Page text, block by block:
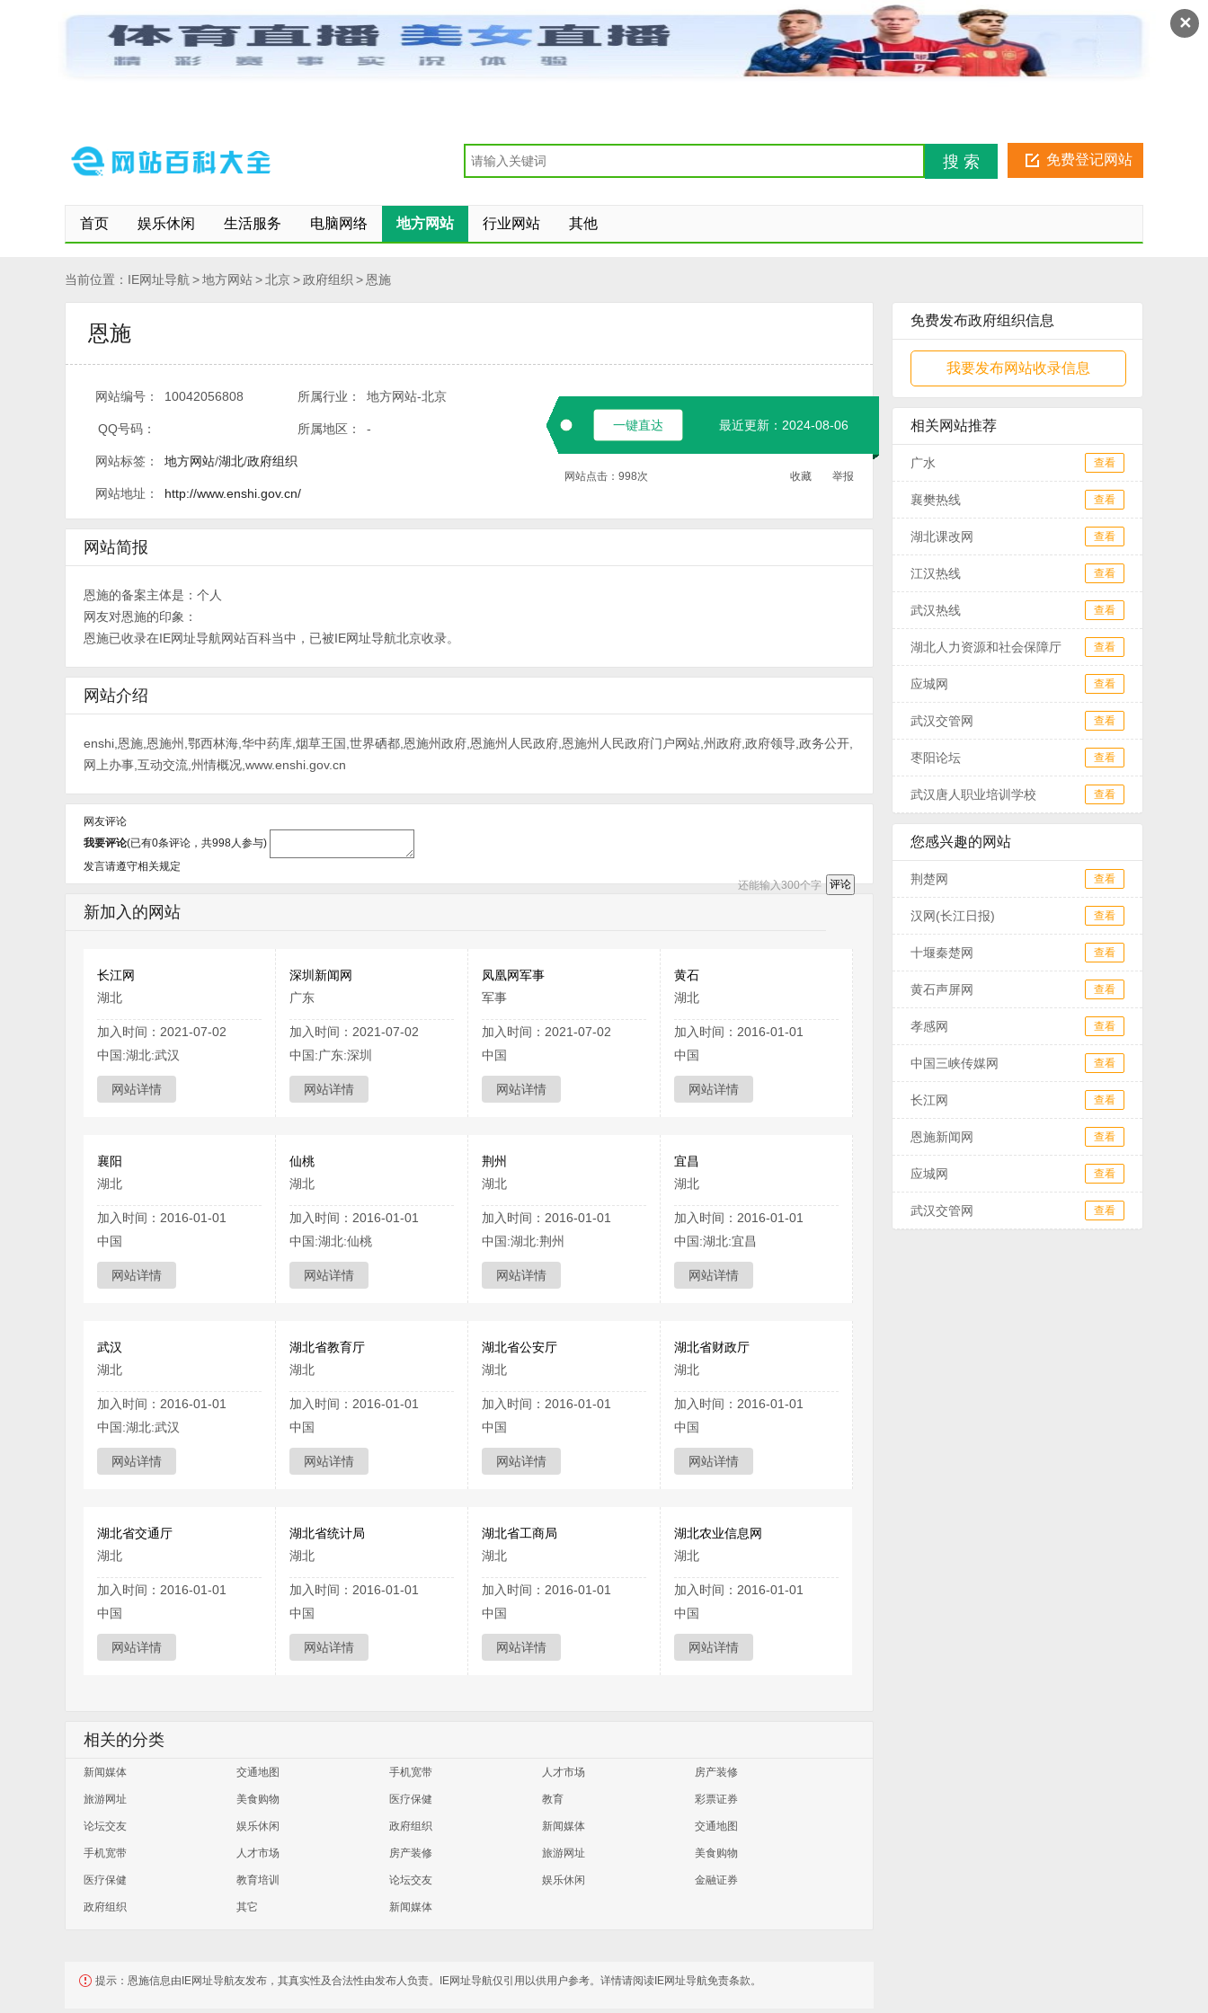
✕
网站首页 保存到桌面 快速登记网站 修改/删除信息 注册 登录 金币俱乐部
免费登记网站
搜 索
首页 娱乐休闲 生活服务 电脑网络 地方网站 行业网站 其他
当前位置： IE网址导航 >地方网站>北京>政府组织 > 恩施
恩施
网站编号： 10042056808 所属行业： 地方网站-北京
QQ号码： 所属地区： -
网站标签： 地方网站/湖北/政府组织
网站地址： http://www.enshi.gov.cn/
一键直达 最近更新：2024-08-06
网站点击： 998次 收藏 举报
网站简报
恩施的备案主体是：个人
网友对恩施的印象：
恩施已收录在IE网址导航网站百科当中，已被IE网址导航北京收录。
网站介绍
enshi,恩施,恩施州,鄂西林海,华中药库,烟草王国,世界硒都,恩施州政府,恩施州人民政府,恩施州人民政府门户网站,州政府,政府领导,政务公开,
网上办事,互动交流,州情概况,www.enshi.gov.cn
网友评论
我要评论(已有0条评论，共998人参与)
发言请遵守相关规定
还能输入300个字
新加入的网站
长江网
湖北
加入时间：2021-07-02
中国:湖北:武汉
网站详情
深圳新闻网
广东
加入时间：2021-07-02
中国:广东:深圳
网站详情
凤凰网军事
军事
加入时间：2021-07-02
中国
网站详情
黄石
湖北
加入时间：2016-01-01
中国
网站详情
襄阳
湖北
加入时间：2016-01-01
中国
网站详情
仙桃
湖北
加入时间：2016-01-01
中国:湖北:仙桃
网站详情
荆州
湖北
加入时间：2016-01-01
中国:湖北:荆州
网站详情
宜昌
湖北
加入时间：2016-01-01
中国:湖北:宜昌
网站详情
武汉
湖北
加入时间：2016-01-01
中国:湖北:武汉
网站详情
湖北省教育厅
湖北
加入时间：2016-01-01
中国
网站详情
湖北省公安厅
湖北
加入时间：2016-01-01
中国
网站详情
湖北省财政厅
湖北
加入时间：2016-01-01
中国
网站详情
湖北省交通厅
湖北
加入时间：2016-01-01
中国
网站详情
湖北省统计局
湖北
加入时间：2016-01-01
中国
网站详情
湖北省工商局
湖北
加入时间：2016-01-01
中国
网站详情
湖北农业信息网
湖北
加入时间：2016-01-01
中国
网站详情
相关的分类
新闻媒体 交通地图 手机宽带 人才市场 房产装修
旅游网址 美食购物 医疗保健 教育 彩票证券
论坛交友 娱乐休闲 政府组织 新闻媒体 交通地图
手机宽带 人才市场 房产装修 旅游网址 美食购物
医疗保健 教育培训 论坛交友 娱乐休闲 金融证券
政府组织 其它 新闻媒体
提示： 恩施信息由IE网址导航友发布，其真实性及合法性由发布人负责。IE网址导航仅引用以供用户参考。详情请阅读IE网址导航免责条款。
免费发布政府组织信息
我要发布网站收录信息
相关网站推荐
广水 查看
襄樊热线 查看
湖北课改网 查看
江汉热线 查看
武汉热线 查看
湖北人力资源和社会保障厅 查看
应城网 查看
武汉交管网 查看
枣阳论坛 查看
武汉唐人职业培训学校 查看
您感兴趣的网站
荆楚网 查看
汉网(长江日报) 查看
十堰秦楚网 查看
黄石声屏网 查看
孝感网 查看
中国三峡传媒网 查看
长江网 查看
恩施新闻网 查看
应城网 查看
武汉交管网 查看